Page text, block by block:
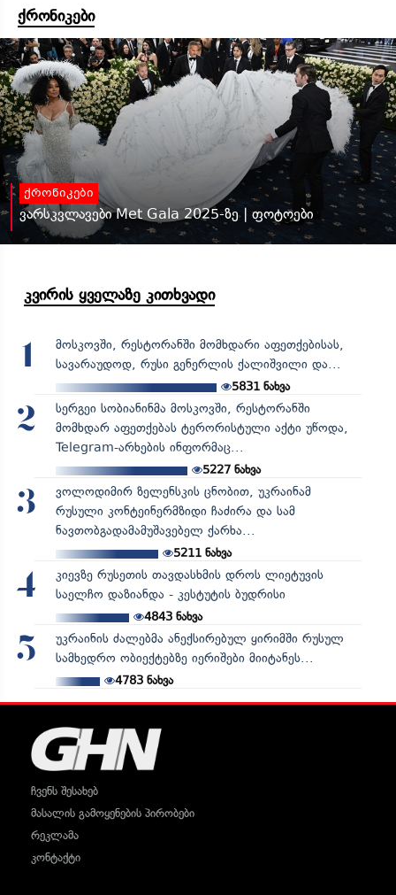
ქრონიკები
ქრონიკები
ვარსკვლავები Met Gala 2025-ზე | ფოტოები
კვირის ყველაზე კითხვადი
1
მოსკოვში, რესტორანში მომხდარი აფეთქებისას,
სავარაუდოდ, რუსი გენერლის ქალიშვილი და...
5831 ნახვა
2
სერგეი სობიანინმა მოსკოვში, რესტორანში
მომხდარ აფეთქებას ტერორისტული აქტი უწოდა,
Telegram-არხების ინფორმაც...
5227ნახვა
3
ვოლოდიმირ ზელენსკის ცნობით, უკრაინამ
რუსული კონტეინერმზიდი ჩაძირა და სამ
ნავთობგადამამუშავებელ ქარხა...
5211ნახვა
4
კიევზე რუსეთის თავდასხმის დროს ლიეტუვის
საელჩო დაზიანდა - კესტუტის ბუდრისი
4843ნახვა
5
უკრაინის ძალებმა ანექსირებულ ყირიმში რუსულ
სამხედრო ობიექტებზე იერიშები მიიტანეს...
4783ნახვა
ჩვენს შესახებ
მასალის გამოყენების პირობები
რეკლამა
კონტაქტი